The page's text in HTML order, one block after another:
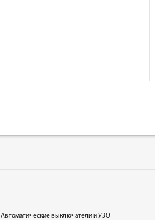
Автоматические выключатели и УЗО